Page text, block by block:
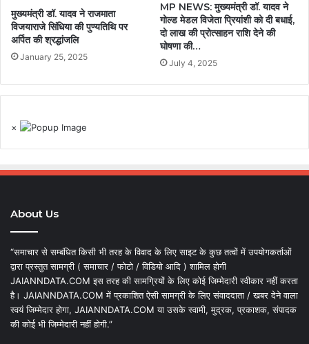
मुख्यमंत्री डॉ. यादव ने राजमाता
विजयाराजे सिंधिया की पुण्यतिथि पर
अर्पित की श्रद्धांजलि
January 25, 2025
MP NEWS: मुख्यमंत्री डॉ. यादव ने
गोल्ड मेडल विजेता प्रियांशी को दी बधाई,
दो लाख की प्रोत्साहन राशि देने की
घोषणा की…
July 4, 2025
×
About Us
“समाचार से सम्बंधित किसी भी तरह के विवाद के लिए साइट के कुछ तत्वों में उपयोगकर्ताओं
द्वारा प्रस्तुत सामग्री ( समाचार / फोटो / विडियो आदि ) शामिल होगी
JAIANNDATA.COM इस तरह की सामग्रियों के लिए कोई जिम्मेदारी स्वीकार नहीं करता
है। JAIANNDATA.COM में प्रकाशित ऐसी सामग्री के लिए संवाददाता / खबर देने वाला
स्वयं जिम्मेदार होगा, JAIANNDATA.COM या उसके स्वामी, मुद्रक, प्रकाशक, संपादक
की कोई भी जिम्मेदारी नहीं होगी.”